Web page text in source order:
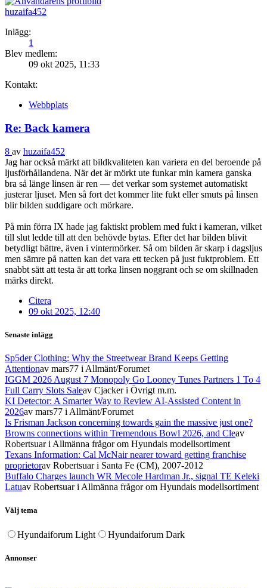
huzaifa452
Inlägg:
1
Blev medlem:
09 okt 2025, 11:33
Kontakt:
Webbplats
Re: Back kamera
8 av huzaifa452
Jag har också märkt att bildkvaliteten kan variera en del beroende på
ljusförhållandena. När det är mörkt ute funkar min kamera ganska
bra så länge linsen är ren — det verkar som systemet automatiskt
justerar ljuset. Men så fort det kommer lite fukt eller smuts på linsen
blir bilden suddigare och mörkare.
På min förra IX hade jag faktiskt problem med fukt i kameran, vilket
till slut ledde till att den behövde bytas. Efter det har bilden blivit
betydligt bättre, även i vintermörker. Så om bilden är skarp i dagsljus
men sämre på natten kan det vara ett tecken på just fuktproblem. Ett
snabbt sätt att testa är att torka linsen noggrant och se om skillnaden
märks direkt.
Citera
09 okt 2025, 12:40
Senaste inlägg
Sp5der Clothing: Why the Streetwear Brand Keeps Getting
Attentionav mars77 i Allmänt/Forumet
IGGM 2026 August 7 Monopoly Go Looney Tunes Partners 1 To 4
Full Carry Slots Saleav Cjackeri Övrigt m.m.
KI Detector: A Smarter Way to Review AI-Assisted Content in
2026av mars77 i Allmänt/Forumet
Is Frisman Jackson concerning towards gain the massive just one?
Browns connections within Tremendous Bowl 2026, and Cleav
Robertsuari Allmänna frågor om Hyundais modellsortiment
Texans Information: Cal McNair nearer toward getting franchise
proprietorav Robertsuari Santa Fe (CM), 2007-2012
Buffalo Charges launch WR Mecole Hardman Jr., signal TE Keleki
Latuav Robertsuari Allmänna frågor om Hyundais modellsortiment
Välj tema
Hyundaiforum Light Hyundaiforum Dark
Annonser